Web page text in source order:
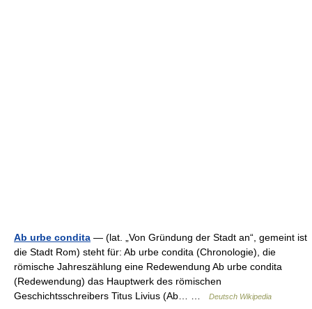
Ab urbe condita — (lat. „Von Gründung der Stadt an“, gemeint ist
die Stadt Rom) steht für: Ab urbe condita (Chronologie), die
römische Jahreszählung eine Redewendung Ab urbe condita
(Redewendung) das Hauptwerk des römischen
Geschichtsschreibers Titus Livius (Ab… …
Deutsch Wikipedia